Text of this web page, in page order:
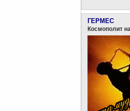
ГЕРМЕС
Космополит